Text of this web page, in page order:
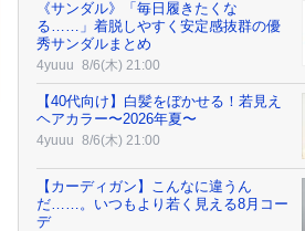
《サンダル》「毎日履きたくな
る……」着脱しやすく安定感抜群の優
秀サンダルまとめ
4yuuu 8/6(木) 21:00
【40代向け】白髪をぼかせる！若見え
ヘアカラー〜2026年夏〜
4yuuu 8/6(木) 21:00
【カーディガン】こんなに違うん
だ……。いつもより若く見える8月コー
デ